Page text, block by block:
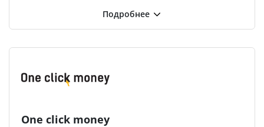
One click money